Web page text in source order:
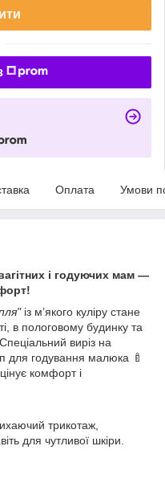
Оплата Умови
і годуючих мам —
із м’якого куліру стане
в пологовому будинку та
виріз на
для годування малюка 🍼
комфорт і
трикотаж,
для чутливої шкіри.